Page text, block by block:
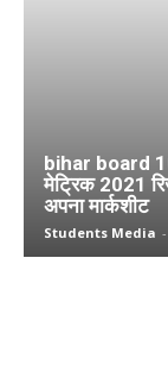
bihar board
मेट्रिक 2021
अपना मार्कशीट
Students Media -